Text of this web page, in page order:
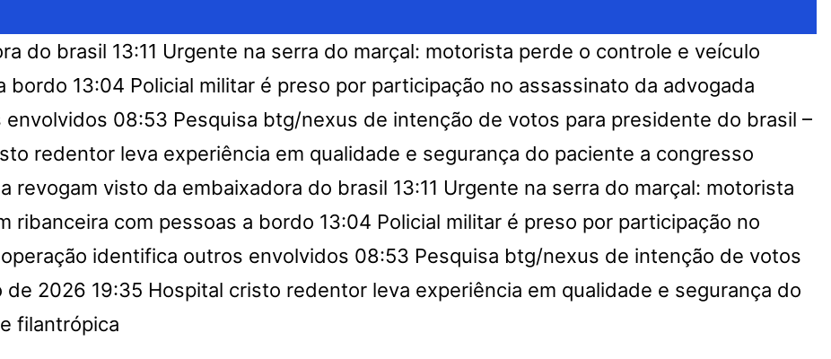
do brasil 13:11 Urgente na serra do marçal: motorista perde o controle e veículo
bordo 13:04 Policial militar é preso por participação no assassinato da advogada
envolvidos 08:53 Pesquisa btg/nexus de intenção de votos para presidente do brasil –
redentor leva experiência em qualidade e segurança do paciente a congresso
revogam visto da embaixadora do brasil 13:11 Urgente na serra do marçal: motorista
ribanceira com pessoas a bordo 13:04 Policial militar é preso por participação no
identifica outros envolvidos 08:53 Pesquisa btg/nexus de intenção de votos
de 2026 19:35 Hospital cristo redentor leva experiência em qualidade e segurança do
filantrópica